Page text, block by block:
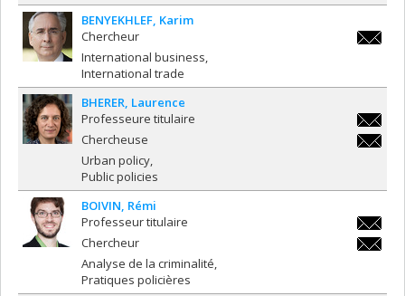
BENYEKHLEF Karim
Chercheur
International business
International trade
BHERER Laurence
Professeure titulaire
Chercheuse
Urban policy
Public policies
BOIVIN Rémi
Professeur titulaire
Chercheur
Analyse de la criminalité
Pratiques policières